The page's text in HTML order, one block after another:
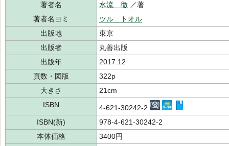
著者名
水流 徹 ／著
著者名ヨミ
ツル トオル
出版地
東京
出版者
丸善出版
出版年
2017.12
頁数・図版
322p
大きさ
21cm
ISBN
4-621-30242-2
ISBN(新)
978-4-621-30242-2
本体価格
3400円